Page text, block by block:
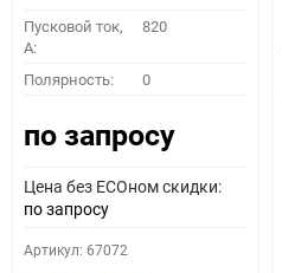
Пусковой ток,
A:
820
Полярность: 0
по запросу
Цена без ECOном скидки:
по запросу
Артикул: 67072